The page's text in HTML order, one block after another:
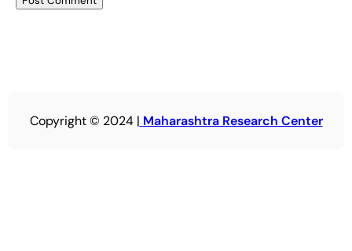
Copyright © 2024 | Maharashtra Research Center